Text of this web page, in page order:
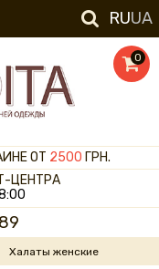
RUUA
0
ОТ 2500 ГРН.
ЦЕНТРА
Халаты женские